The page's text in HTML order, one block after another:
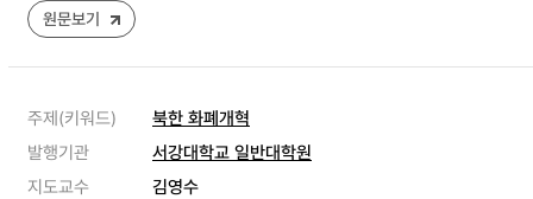
원문보기
주제(키워드)
북한 화폐개혁
발행기관
서강대학교 일반대학원
지도교수
김영수